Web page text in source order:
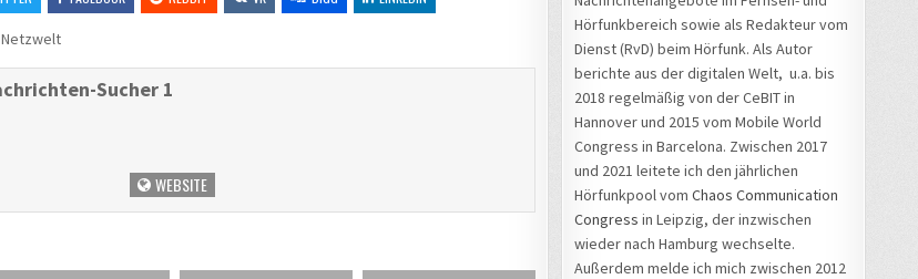
Netzwelt
Sucher 1
WEBSITE
Hörfunkbereich sowie als Redakteur vom
Dienst (RvD) beim Hörfunk. Als Autor
berichte aus der digitalen Welt, u.a. bis
2018 regelmäßig von der CeBIT in
Hannover und 2015 vom Mobile World
Congress in Barcelona. Zwischen 2017
und 2021 leitete ich den jährlichen
Hörfunkpool vom Chaos Communication
Congress in Leipzig, der inzwischen
wieder nach Hamburg wechselte.
Außerdem melde ich mich zwischen 2012